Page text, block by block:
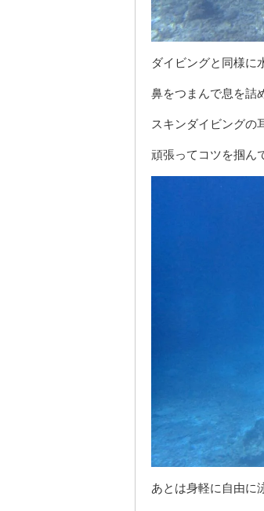
ダイビングと同様に
鼻をつまんで息を詰
スキンダイビングの
頑張ってコツを掴ん
あとは身軽に自由に